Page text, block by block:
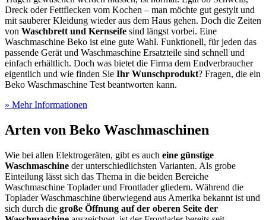
Dreck oder Fettflecken vom Kochen – man möchte gut gestylt und
mit sauberer Kleidung wieder aus dem Haus gehen. Doch die Zeiten
von Waschbrett und Kernseife sind längst vorbei. Eine
Waschmaschine Beko ist eine gute Wahl. Funktionell, für jeden das
passende Gerät und Waschmaschine Ersatzteile sind schnell und
einfach erhältlich. Doch was bietet die Firma dem Endverbraucher
eigentlich und wie finden Sie Ihr Wunschprodukt? Fragen, die ein
Beko Waschmaschine Test beantworten kann.
» Mehr Informationen
Arten von Beko Waschmaschinen
Wie bei allen Elektrogeräten, gibt es auch eine günstige
Waschmaschine der unterschiedlichsten Varianten. Als grobe
Einteilung lässt sich das Thema in die beiden Bereiche
Waschmaschine Toplader und Frontlader gliedern. Während die
Toplader Waschmaschine überwiegend aus Amerika bekannt ist und
sich durch die große Öffnung auf der oberen Seite der